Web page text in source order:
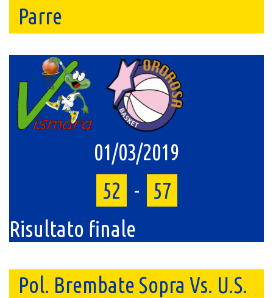
Parre
01/03/2019
52
-
57
Risultato finale
Pol. Brembate Sopra Vs. U.S.